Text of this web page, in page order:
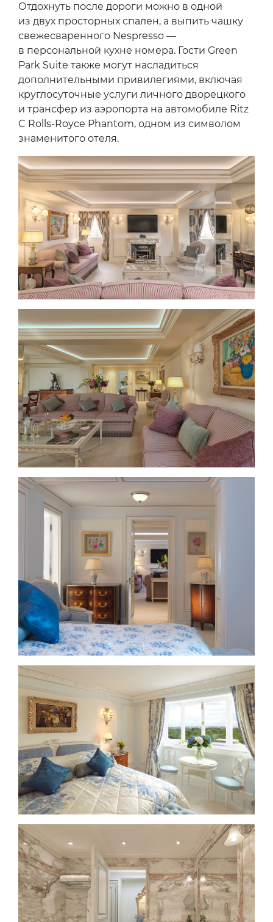
Отдохнуть после дороги можно в одной
из двух просторных спален, а выпить чашку
свежесваренного Nespresso —
в персональной кухне номера. Гости Green
Park Suite также могут насладиться
дополнительными привилегиями, включая
круглосуточные услуги личного дворецкого
и трансфер из аэропорта на автомобиле Ritz
C Rolls-Royce Phantom, одном из символом
знаменитого отеля.